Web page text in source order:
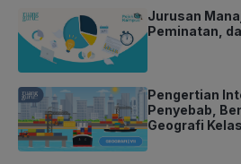
Jurusan
Peminatan,
Pengertian
Penyebab,
Geografi